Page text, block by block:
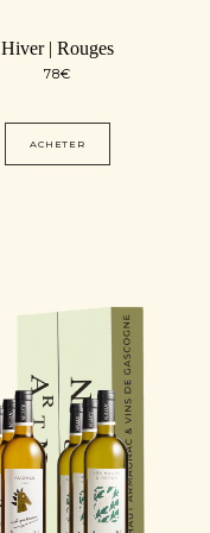
Hiver | Rouges
78€
ACHETER